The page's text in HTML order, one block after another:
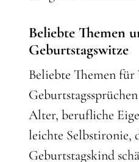
Beliebte Themen
Geburtstagswitze
Beliebte Themen
Alter, berufliche
leichte Selbstironie,
Geburtstagskind